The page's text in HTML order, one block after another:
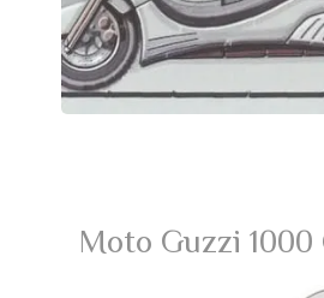
Moto Guzzi